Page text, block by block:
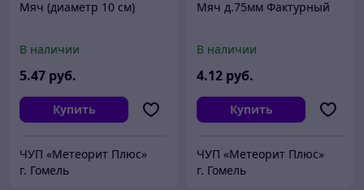
Мяч (диаметр 10 см)
В наличии
5.47 руб.
Купить
ЧУП «Метеорит Плюс»
г. Гомель
Мяч д.75мм Фактурный
В наличии
4.12 руб.
Купить
ЧУП «Метеорит Плюс»
г. Гомель